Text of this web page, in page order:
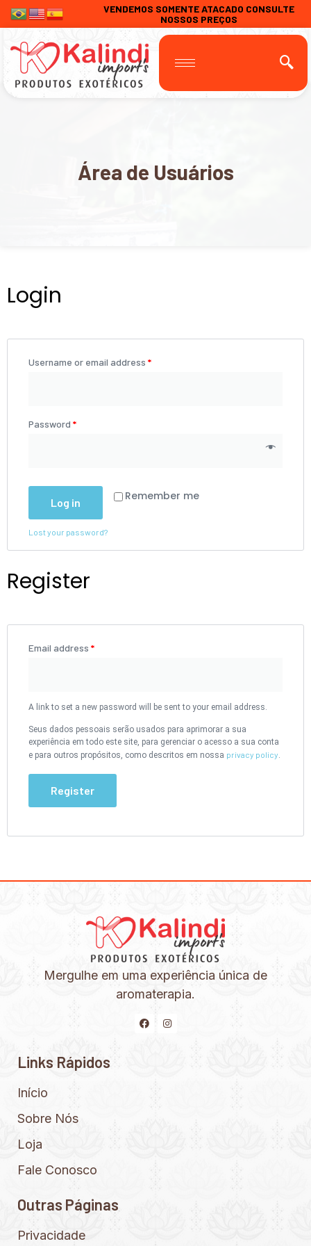
VENDEMOS SOMENTE ATACADO CONSULTE
NOSSOS PREÇOS
Área de Usuários
Login
Username or email address *
Password *
Remember me
Log in
Lost your password?
Register
Email address *
A link to set a new password will be sent to your email address.
Seus dados pessoais serão usados para aprimorar a sua
experiência em todo este site, para gerenciar o acesso a sua conta
e para outros propósitos, como descritos em nossa privacy policy.
Register
Mergulhe em uma experiência única de
aromaterapia.
Links Rápidos
Início
Sobre Nós
Loja
Fale Conosco
Outras Páginas
Privacidade